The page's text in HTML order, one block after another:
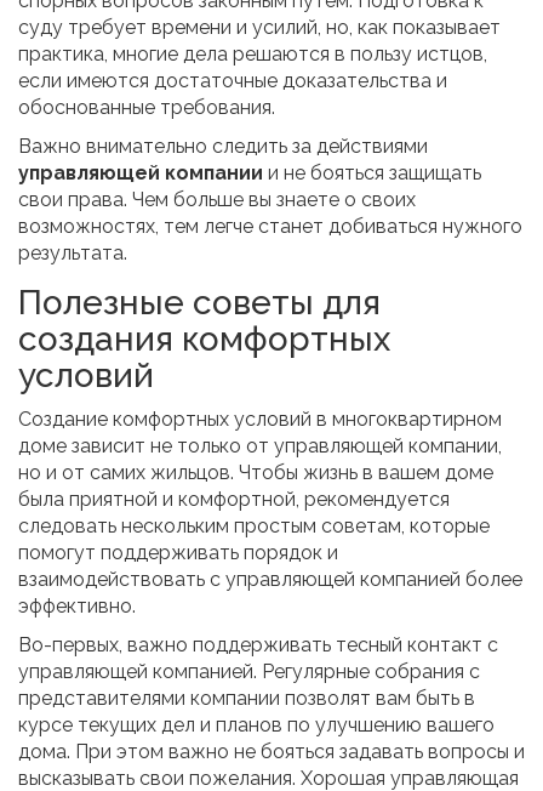
суду требует времени и усилий, но, как показывает
практика, многие дела решаются в пользу истцов,
если имеются достаточные доказательства и
обоснованные требования.
Важно внимательно следить за действиями
управляющей компании и не бояться защищать
свои права. Чем больше вы знаете о своих
возможностях, тем легче станет добиваться нужного
результата.
Полезные советы для
создания комфортных
условий
Создание комфортных условий в многоквартирном
доме зависит не только от управляющей компании,
но и от самих жильцов. Чтобы жизнь в вашем доме
была приятной и комфортной, рекомендуется
следовать нескольким простым советам, которые
помогут поддерживать порядок и
взаимодействовать с управляющей компанией более
эффективно.
Во-первых, важно поддерживать тесный контакт с
управляющей компанией. Регулярные собрания с
представителями компании позволят вам быть в
курсе текущих дел и планов по улучшению вашего
дома. При этом важно не бояться задавать вопросы и
высказывать свои пожелания. Хорошая управляющая